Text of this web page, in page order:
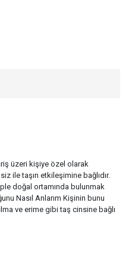
üzeri kişiye özel olarak
ile taşın etkileşimine bağlıdır.
doğal ortamında bulunmak
Nasıl Anlarım Kişinin bunu
ve erime gibi taş cinsine bağlı